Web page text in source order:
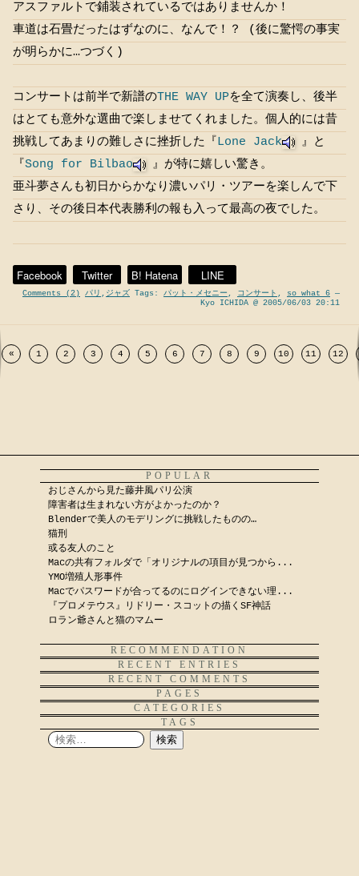
アスファルトで鋪装されているではありませんか！
車道は石畳だったはずなのに、なんで！？ (後に驚愕の事実
が明らかに…つづく)
コンサートは前半で新譜のTHE WAY UPを全て演奏し、後半
はとても意外な選曲で楽しませてくれました。個人的には昔
挑戦してあまりの難しさに挫折した『 Lone Jack
』と
『 Song for Bilbao
』が特に嬉しい驚き。
亜斗夢さんも初日からかなり濃いパリ・ツアーを楽しんで下
さり、その後日本代表勝利の報も入って最高の夜でした。
Facebook Twitter B! Hatena LINE
Comments (2) パリ , ジャズ Tags: パット・メセニー , コンサート , so what 6 —
Kyo ICHIDA @ 2005/06/03 20:11
« 1 2 3 4 5 6 7 8 9 10 11 12
POPULAR
おじさんから見た藤井風パリ公演
障害者は生まれない方がよかったのか？
Blenderで美人のモデリングに挑戦したものの…
猫刑
或る友人のこと
Macの共有フォルダで「オリジナルの項目が見つから...
YMO増殖人形事件
Macでパスワードが合ってるのにログインできない理...
『プロメテウス』リドリー・スコットの描くSF神話
ロラン爺さんと猫のマムー
RECOMMENDATION
RECENT ENTRIES
RECENT COMMENTS
PAGES
CATEGORIES
TAGS